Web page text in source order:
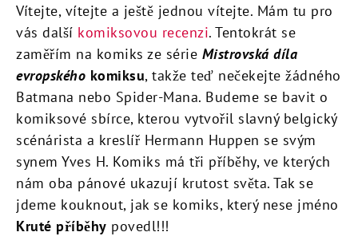
Vítejte, vítejte a ještě jednou vítejte. Mám tu pro
vás další komiksovou recenzi. Tentokrát se
zaměřím na komiks ze série Mistrovská díla
evropského komiksu, takže teď nečekejte žádného
Batmana nebo Spider-Mana. Budeme se bavit o
komiksové sbírce, kterou vytvořil slavný belgický
scénárista a kreslíř Hermann Huppen se svým
synem Yves H. Komiks má tři příběhy, ve kterých
nám oba pánové ukazují krutost světa. Tak se
jdeme kouknout, jak se komiks, který nese jméno
Kruté příběhy povedl!!!